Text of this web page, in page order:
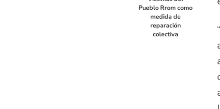
Pueblo Rrom como
medida de
reparación
colectiva